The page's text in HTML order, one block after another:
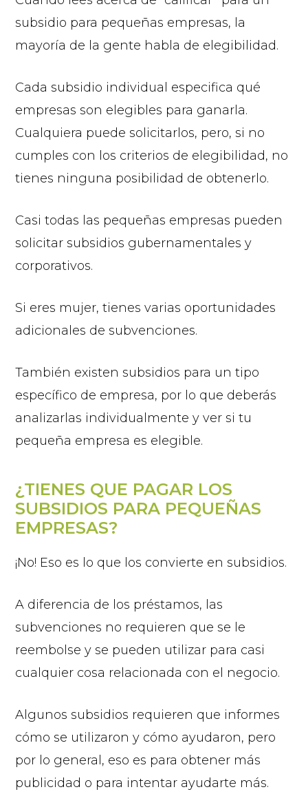
subsidio para pequeñas empresas, la
mayoría de la gente habla de elegibilidad.
Cada subsidio individual especifica qué
empresas son elegibles para ganarla.
Cualquiera puede solicitarlos, pero, si no
cumples con los criterios de elegibilidad, no
tienes ninguna posibilidad de obtenerlo.
Casi todas las pequeñas empresas pueden
solicitar subsidios gubernamentales y
corporativos.
Si eres mujer, tienes varias oportunidades
adicionales de subvenciones.
También existen subsidios para un tipo
específico de empresa, por lo que deberás
analizarlas individualmente y ver si tu
pequeña empresa es elegible.
¿TIENES QUE PAGAR LOS
SUBSIDIOS PARA PEQUEÑAS
EMPRESAS?
¡No! Eso es lo que los convierte en subsidios.
A diferencia de los préstamos, las
subvenciones no requieren que se le
reembolse y se pueden utilizar para casi
cualquier cosa relacionada con el negocio.
Algunos subsidios requieren que informes
cómo se utilizaron y cómo ayudaron, pero
por lo general, eso es para obtener más
publicidad o para intentar ayudarte más.